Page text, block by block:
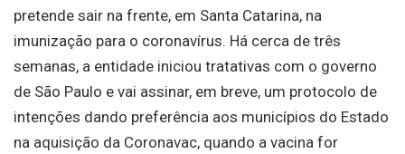
pretende sair na frente, em Santa Catarina, na
imunização para o coronavírus. Há cerca de três
semanas, a entidade iniciou tratativas com o governo
de São Paulo e vai assinar, em breve, um protocolo de
intenções dando preferência aos municípios do Estado
na aquisição da Coronavac, quando a vacina for